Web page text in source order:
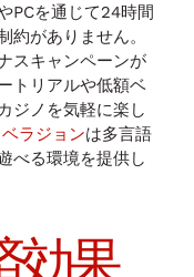
PCを通じて24時間
約がありません。
スキャンペーンが
トリアルや低額ベ
ジノを気軽に楽し
ラジョンは多言語
べる環境を提供し
効果